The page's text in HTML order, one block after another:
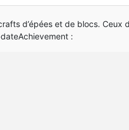
d’épées et de blocs. Ceux
: